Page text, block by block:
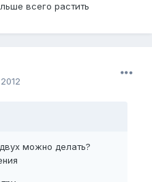
всего растить
можно делать?